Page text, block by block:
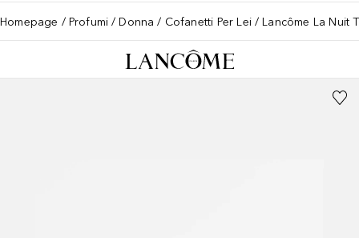
Homepage Profumi Donna Cofanetti Per Lei Lancôme La Nuit